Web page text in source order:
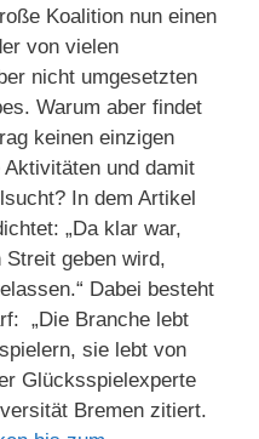
Koalition nun einen
von vielen
nicht umgesetzten
Warum aber findet
keinen einzigen
und damit
In dem Artikel
„Da klar war,
geben wird,
Dabei besteht
„Die Branche lebt
sie lebt von
Glücksspielexperte
Bremen zitiert.